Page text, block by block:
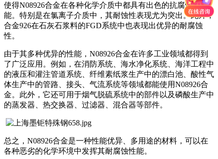
使得N08926合金在各种化学介质中都具有出色的抗腐蚀性
能。特别是在氯离子介质中，其耐蚀性表现尤为突出。此外，
合金926在石灰石浆料的FGD系统中也表现出优异的耐腐蚀
性。
由于其多种优异的性能，N08926合金在许多工业领域都得到
了广泛应用。例如，在消防系统、海水净化系统、海洋工程中
的液压和灌注管道系统、纤维素纸浆生产中的漂白池、酸性气
体生产中的管路、接头、气流系统等领域都能使用N08926合
金。此外，它还可用于烟气脱硫系统中的部件以及磷酸生产中
的蒸发器、热交换器、过滤器、混合器等部件。
总之，N08926合金是一种性能优异、多用途的材料，可以在
各种恶劣的化学环境中发挥其耐腐蚀性能。